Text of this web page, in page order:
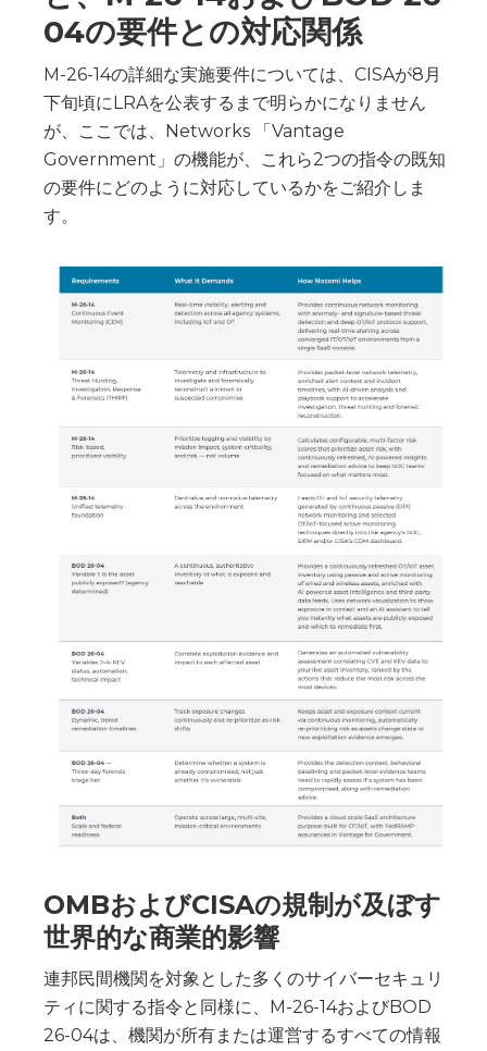
04の要件との対応関係
M-26-14の詳細な実施要件については、CISAが8月
下旬頃にLRAを公表するまで明らかになりません
が、ここでは、Networks 「Vantage
Government」の機能が、これら2つの指令の既知
の要件にどのように対応しているかをご紹介しま
す。
OMBおよびCISAの規制が及ぼす
世界的な商業的影響
連邦民間機関を対象とした多くのサイバーセキュリ
ティに関する指令と同様に、M-26-14およびBOD
26-04は、機関が所有または運営するすべての情報